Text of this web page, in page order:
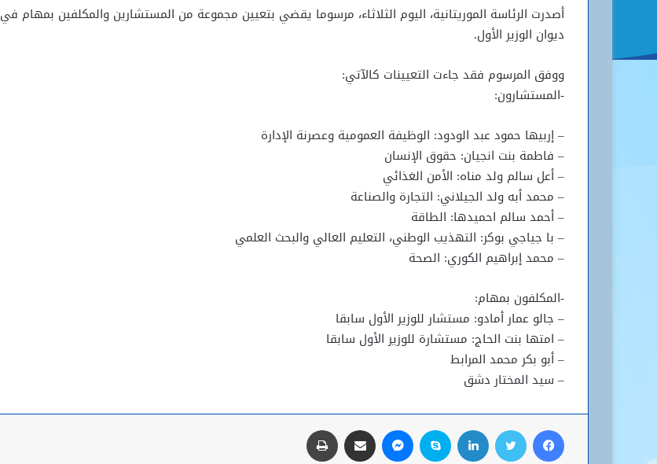
أصدرت الرئاسة الموريتانية، اليوم الثلاثاء، مرسوما يقضي بتعيين مجموعة من المستشارين والمكلفين بمهام في
ديوان الوزير الأول.
ووفق المرسوم فقد جاءت التعيينات كالآتي:
-المستشارون:
– إربيها حمود عبد الودود: الوظيفة العمومية وعصرنة الإدارة
– فاطمة بنت انجيان: حقوق الإنسان
– أعل سالم ولد مناه: الأمن الغذائي
– محمد أبه ولد الجيلاني: التجارة والصناعة
– أحمد سالم احميدها: الطاقة
– با جياجي بوكر: التهذيب الوطني، التعليم العالي والبحث العلمي
– محمد إبراهيم الكوري: الصحة
-المكلفون بمهام:
– جالو عمار أمادو: مستشار للوزير الأول سابقا
– امتها بنت الحاج: مستشارة للوزير الأول سابقا
– أبو بكر محمد المرابط
– سيد المختار دشق
فيسبوك تويتر لينكدإن سكايب ماسنجر مشاركة عبر البريد